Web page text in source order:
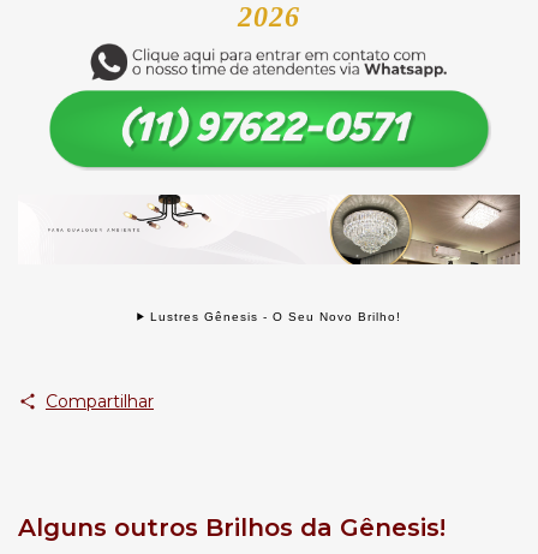
2026
Lustres Gênesis - O Seu Novo Brilho!
Compartilhar
Alguns outros Brilhos da Gênesis!